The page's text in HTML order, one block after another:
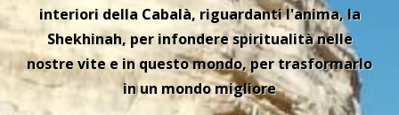
interiori della Cabalà, riguardanti l'anima, la
Shekhinah, per infondere spiritualità nelle
nostre vite e in questo mondo, per trasformarlo
in un mondo migliore